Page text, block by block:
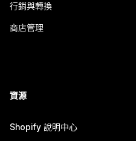
行銷與轉換
商店管理
資源
Shopify 說明中心